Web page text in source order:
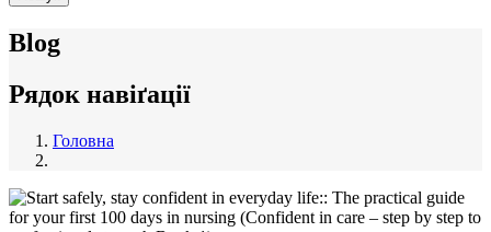
Blog
Рядок навіґації
Головна